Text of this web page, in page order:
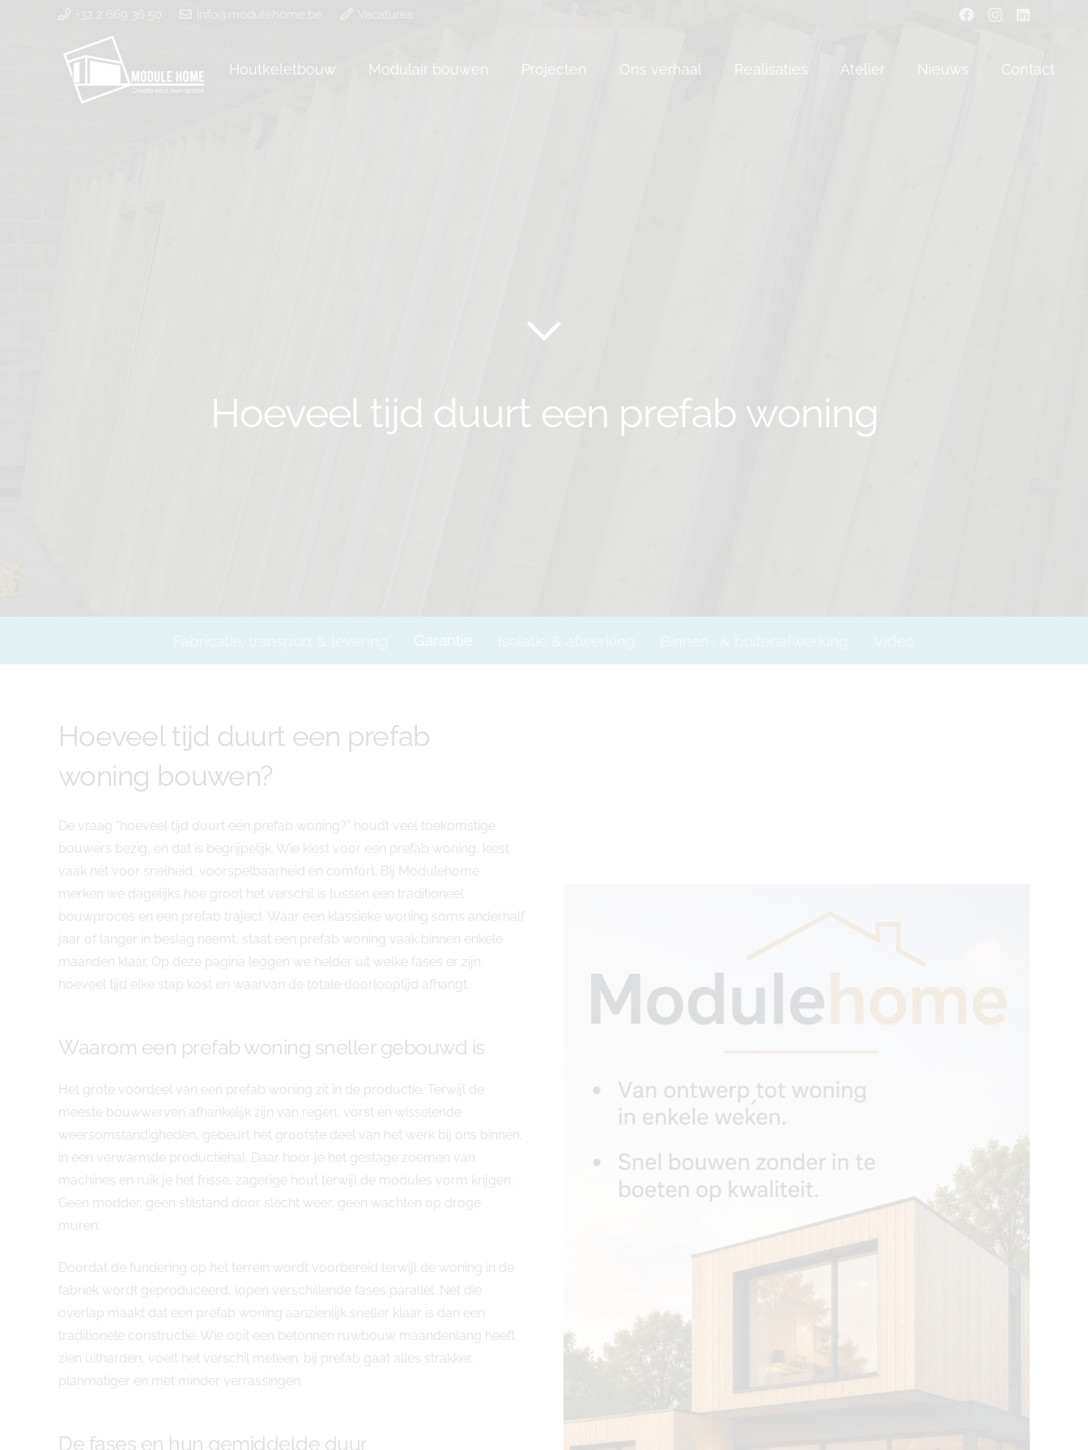
Vacatures
Houtkeletbouw Modulair bouwen Projecten Ons verhaal Realisaties Atelier Nieuws Contact
Hoeveel tijd duurt een prefab woning
Garantie
Hoeveel tijd duurt een prefab
woning bouwen?
De vraag “hoeveel tijd duurt een prefab woning?” houdt veel toekomstige
bouwers bezig, en dat is begrijpelijk. Wie kiest voor een prefab woning, kiest
vaak net voor snelheid, voorspelbaarheid en comfort. Bij Modulehome
merken we dagelijks hoe groot het verschil is tussen een traditioneel
bouwproces en een prefab traject. Waar een klassieke woning soms anderhalf
jaar of langer in beslag neemt, staat een prefab woning vaak binnen enkele
maanden klaar. Op deze pagina leggen we helder uit welke fases er zijn,
hoeveel tijd elke stap kost en waarvan de totale doorlooptijd afhangt.
Waarom een prefab woning sneller gebouwd is
Het grote voordeel van een prefab woning zit in de productie. Terwijl de
meeste bouwwerven afhankelijk zijn van regen, vorst en wisselende
weersomstandigheden, gebeurt het grootste deel van het werk bij ons binnen,
in een verwarmde productiehal. Daar hoor je het gestage zoemen van
machines en ruik je het frisse, zagerige hout terwijl de modules vorm krijgen.
Geen modder, geen stilstand door slecht weer, geen wachten op droge
muren.
Doordat de fundering op het terrein wordt voorbereid terwijl de woning in de
fabriek wordt geproduceerd, lopen verschillende fases parallel. Net die
overlap maakt dat een prefab woning aanzienlijk sneller klaar is dan een
traditionele constructie. Wie ooit een betonnen ruwbouw maandenlang heeft
zien uitharden, voelt het verschil meteen: bij prefab gaat alles strakker,
planmatiger en met minder verrassingen.
De fases en hun gemiddelde duur